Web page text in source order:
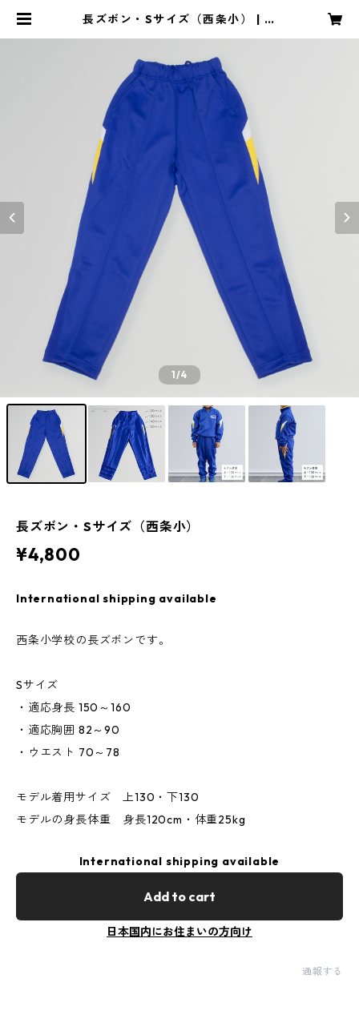
長ズボン・Sサイズ（西条小） | 昭
1/4
長ズボン・Sサイズ（西条小）
¥4,800
International shipping available
西条小学校の長ズボンです。
Sサイズ
・適応身長 150～160
・適応胸囲 82～90
・ウエスト 70～78
モデル着用サイズ 上130・下130
モデルの身長体重 身長120cm・体重25kg
International shipping available
Add to cart
日本国内にお住まいの方向け
通報する